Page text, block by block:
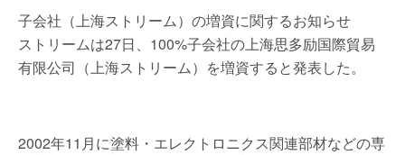
子会社（上海ストリーム）の増資に関するお知らせ
ストリームは27日、100%子会社の上海思多励国際貿易
有限公司（上海ストリーム）を増資すると発表した。
2002年11月に塗料・エレクトロニクス関連部材などの専